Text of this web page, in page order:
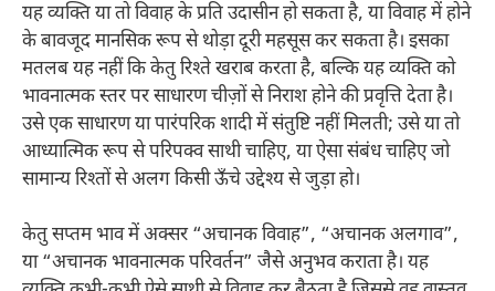
यह व्यक्ति या तो विवाह के प्रति उदासीन हो सकता है, या विवाह में होने
के बावजूद मानसिक रूप से थोड़ा दूरी महसूस कर सकता है। इसका
मतलब यह नहीं कि केतु रिश्ते खराब करता है, बल्कि यह व्यक्ति को
भावनात्मक स्तर पर साधारण चीज़ों से निराश होने की प्रवृत्ति देता है।
उसे एक साधारण या पारंपरिक शादी में संतुष्टि नहीं मिलती; उसे या तो
आध्यात्मिक रूप से परिपक्व साथी चाहिए, या ऐसा संबंध चाहिए जो
सामान्य रिश्तों से अलग किसी ऊँचे उद्देश्य से जुड़ा हो।
केतु सप्तम भाव में अक्सर “अचानक विवाह”, “अचानक अलगाव”,
या “अचानक भावनात्मक परिवर्तन” जैसे अनुभव कराता है। यह